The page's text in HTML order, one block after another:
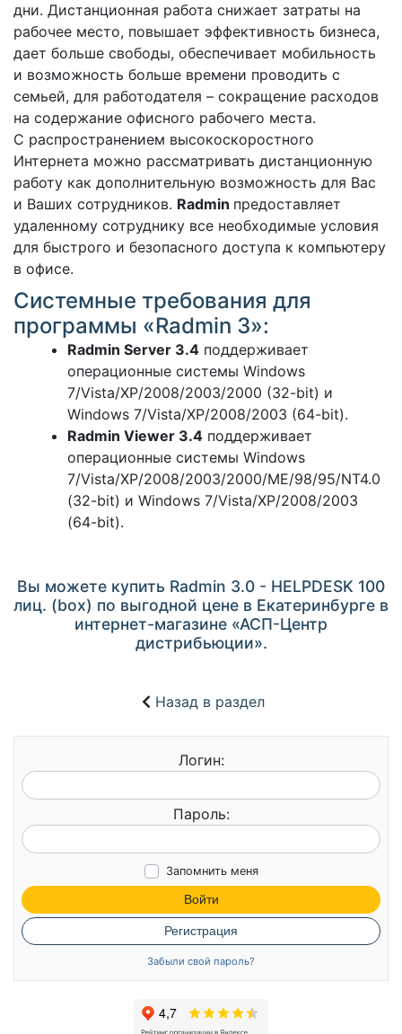
дни. Дистанционная работа снижает затраты на
рабочее место, повышает эффективность бизнеса,
дает больше свободы, обеспечивает мобильность
и возможность больше времени проводить с
семьей, для работодателя – сокращение расходов
на содержание офисного рабочего места.
С распространением высокоскоростного
Интернета можно рассматривать дистанционную
работу как дополнительную возможность для Вас
и Ваших сотрудников. Radmin предоставляет
удаленному сотруднику все необходимые условия
для быстрого и безопасного доступа к компьютеру
в офисе.
Системные требования для
программы «Radmin 3»:
Radmin Server 3.4 поддерживает
операционные системы Windows
7/Vista/XP/2008/2003/2000 (32-bit) и
Windows 7/Vista/XP/2008/2003 (64-bit).
Radmin Viewer 3.4 поддерживает
операционные системы Windows
7/Vista/XP/2008/2003/2000/ME/98/95/NT4.0
(32-bit) и Windows 7/Vista/XP/2008/2003
(64-bit).
Вы можете купить Radmin 3.0 - HELPDESK 100
лиц. (box) по выгодной цене в Екатеринбурге в
интернет-магазине «АСП-Центр
дистрибьюции».
Назад в раздел
Логин:
Пароль:
Запомнить меня
Войти
Регистрация
Забыли свой пароль?